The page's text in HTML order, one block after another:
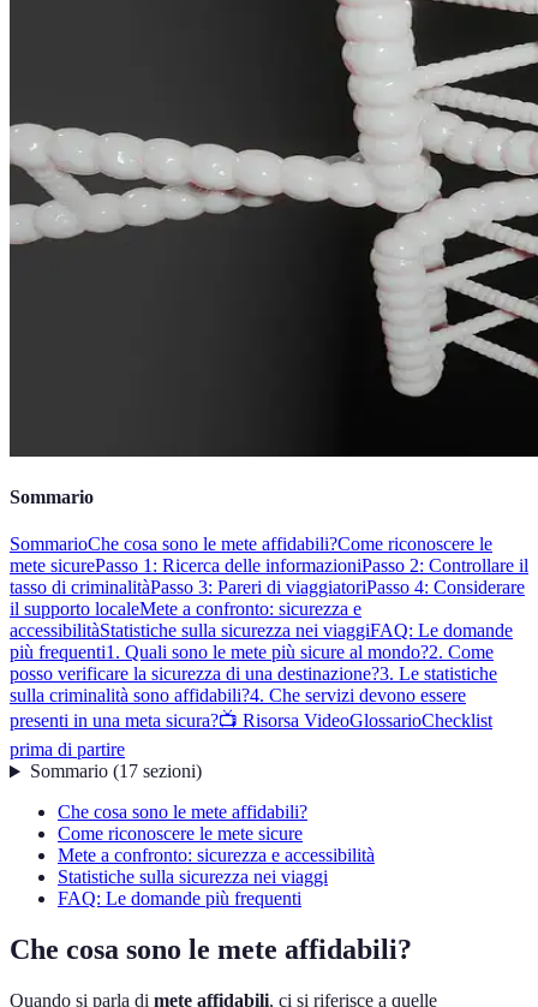
Sommario
SommarioChe cosa sono le mete affidabili?Come riconoscere le
mete sicurePasso 1: Ricerca delle informazioniPasso 2: Controllare il
tasso di criminalitàPasso 3: Pareri di viaggiatoriPasso 4: Considerare
il supporto localeMete a confronto: sicurezza e
accessibilitàStatistiche sulla sicurezza nei viaggiFAQ: Le domande
più frequenti1. Quali sono le mete più sicure al mondo?2. Come
posso verificare la sicurezza di una destinazione?3. Le statistiche
sulla criminalità sono affidabili?4. Che servizi devono essere
presenti in una meta sicura?📺 Risorsa VideoGlossarioChecklist
prima di partire
Sommario(17 sezioni)
Che cosa sono le mete affidabili?
Come riconoscere le mete sicure
Mete a confronto: sicurezza e accessibilità
Statistiche sulla sicurezza nei viaggi
FAQ: Le domande più frequenti
Che cosa sono le mete affidabili?
Quando si parla di mete affidabili, ci si riferisce a quelle